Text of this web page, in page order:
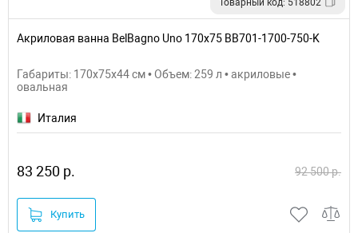
Акриловая ванна BelBagno Uno 170x75 BB701-1700-750-K
Габариты: 170x75x44 см • Объем: 259 л • акриловые •
овальная
Италия
83 250 р. 92 500 р.
Купить